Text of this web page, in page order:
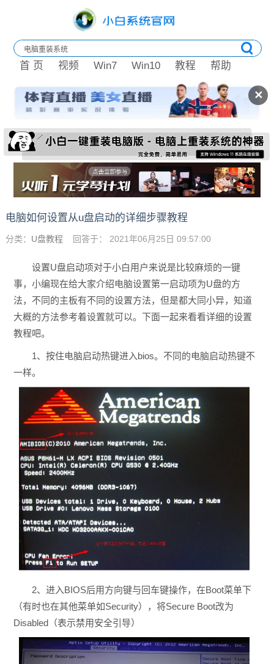
✕
首 页 视频 Win7 Win10 教程 帮助
电脑如何设置从u盘启动的详细步骤教程
分类： U盘教程 回答于： 2021年06月25日 09:57:00
设置U盘启动项对于小白用户来说是比较麻烦的一键
事，小编现在给大家介绍电脑设置第一启动项为U盘的方
法，不同的主板有不同的设置方法，但是都大同小异，知道
大概的方法参考着设置就可以。下面一起来看看详细的设置
教程吧。
1、按住电脑启动热键进入bios。不同的电脑启动热键不
一样。
2、进入BIOS后用方向键与回车键操作，在Boot菜单下
（有时也在其他菜单如Security），将Secure Boot改为
Disabled（表示禁用安全引导）